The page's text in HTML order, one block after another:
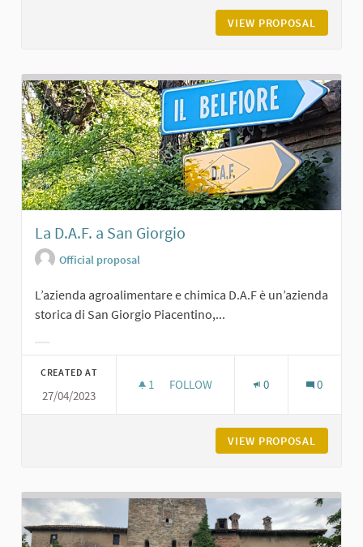
VIEW PROPOSAL
La D.A.F. a San Giorgio
Official proposal
L’azienda agroalimentare e chimica D.A.F è un’azienda
storica di San Giorgio Piacentino,...
CREATED AT
27/04/2023
1 1 FOLLOWER
FOLLOW 0 0
VIEW PROPOSAL